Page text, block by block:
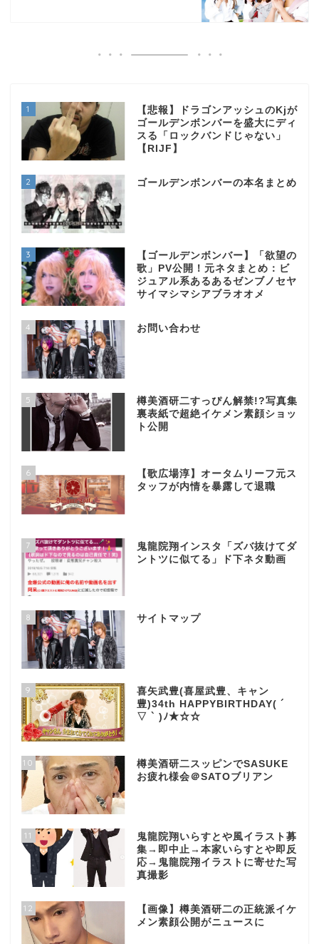
1
【悲報】ドラゴンアッシュのKjが
ゴールデンボンバーを盛大にディ
スる「ロックバンドじゃない」
【RIJF】
2 ゴールデンボンバーの本名まとめ
3
【ゴールデンボンバー】「欲望の
歌」PV公開！元ネタまとめ：ビ
ジュアル系あるあるゼンブノセヤ
サイマシマシアブラオオメ
4 お問い合わせ
5
樽美酒研二すっぴん解禁!?写真集
裏表紙で超絶イケメン素顔ショッ
ト公開
6
【歌広場淳】オータムリーフ元ス
タッフが内情を暴露して退職
7
鬼龍院翔インスタ「ズバ抜けてダ
ントツに似てる」ド下ネタ動画
8 サイトマップ
9
喜矢武豊(喜屋武豊、キャン
豊)34th HAPPYBIRTHDAY( ´
▽ ` )ﾉ★☆☆
10
樽美酒研二スッピンでSASUKE
お疲れ様会＠SATOブリアン
11
鬼龍院翔いらすとや風イラスト募
集→即中止→本家いらすとや即反
応→鬼龍院翔イラストに寄せた写
真撮影
12
【画像】樽美酒研二の正統派イケ
メン素顔公開がニュースに